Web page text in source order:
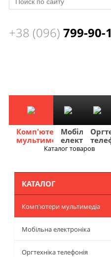
+38 (096) 799-90-
Комп'ютери
мультимедіа
Мобільна
електроніка
Каталог товаров
КАТАЛОГ
Комп'ютери мультимедіа
Мобільна електроніка
Оргтехніка телефонія